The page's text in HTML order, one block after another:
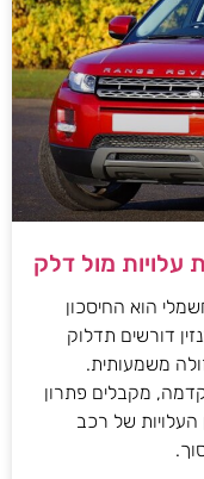
עלויות מול דלק
הוא החיסכון
דורשים תדלוק
משמעותית.
מקבלים פתרון
של רכב